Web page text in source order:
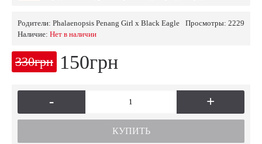
Просмотры: 2229
Родители: Phalaenopsis Penang Girl x Black Eagle
Наличие: Нет в наличии
330грн 150грн
- +
КУПИТЬ